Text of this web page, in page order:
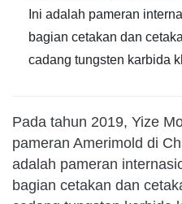
Ini adalah pameran
bagian cetakan dan
cadang tungsten karbida
Pada tahun 2019, Yize
pameran Amerimold di
adalah pameran
bagian cetakan dan